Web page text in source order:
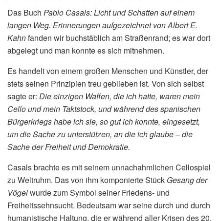
Das Buch Pablo Casals: Licht und Schatten auf einem
langen Weg. Erinnerungen aufgezeichnet von Albert E.
Kahnfanden wir buchstäblich am Straßenrand; es war dort
abgelegt und man konnte es sich mitnehmen.
Es handelt von einem großen Menschen und Künstler, der
stets seinen Prinzipien treu geblieben ist. Von sich selbst
sagte er: Die einzigen Waffen, die ich hatte, waren mein
Cello und mein Taktstock, und während des spanischen
Bürgerkriegs habe ich sie, so gut ich konnte, eingesetzt,
um die Sache zu unterstützen, an die ich glaube – die
Sache der Freiheit und Demokratie.
Casals brachte es mit seinem unnachahmlichen Cellospiel
zu Weltruhm. Das von ihm komponierte Stück Gesang der
Vögelwurde zum Symbol seiner Friedens- und
Freiheitssehnsucht. Bedeutsam war seine durch und durch
humanistische Haltung, die er während aller Krisen des 20.